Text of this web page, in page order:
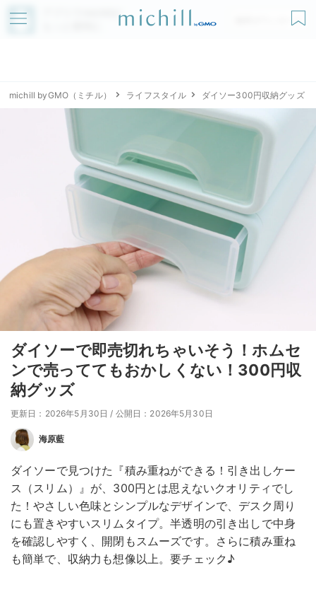
アプリでmichillが
無料ダウンロード
michill byGMO（ミチル） ライフスタイル ダイソー300円収納グッズ
ダイソーで即売切れちゃいそう！ホムセ
ンで売っててもおかしくない！300円収
納グッズ
更新日：2026年5月30日 / 公開日：2026年5月30日
海原藍
ダイソーで見つけた『積み重ねができる！引き出しケー
ス（スリム）』が、300円とは思えないクオリティでし
た！やさしい色味とシンプルなデザインで、デスク周り
にも置きやすいスリムタイプ。半透明の引き出しで中身
を確認しやすく、開閉もスムーズです。さらに積み重ね
も簡単で、収納力も想像以上。要チェック♪